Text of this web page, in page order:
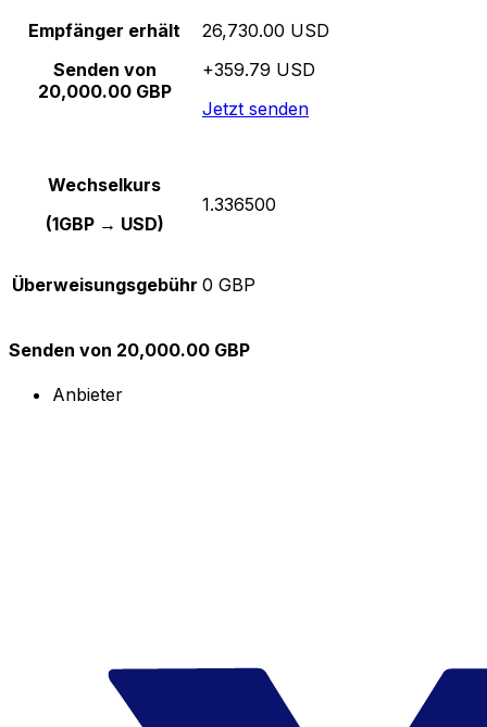
Empfänger erhält
Senden von
20,000.00 GBP
26,730.00 USD
+359.79 USD
Jetzt senden
Wechselkurs
(1GBP → USD)
1.336500
Überweisungsgebühr 0 GBP
Senden von 20,000.00 GBP
Anbieter